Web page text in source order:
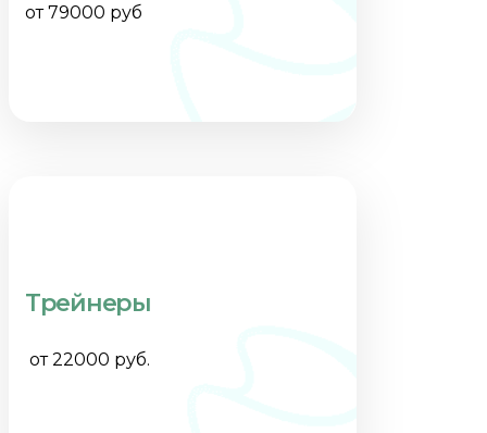
от 79000 руб
Трейнеры
от 22000 руб.